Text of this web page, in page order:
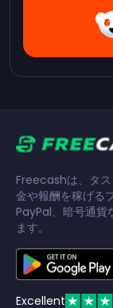
Freecashは、タス
金や報酬を稼げる
PayPal、暗号通貨
ます。
Excellent